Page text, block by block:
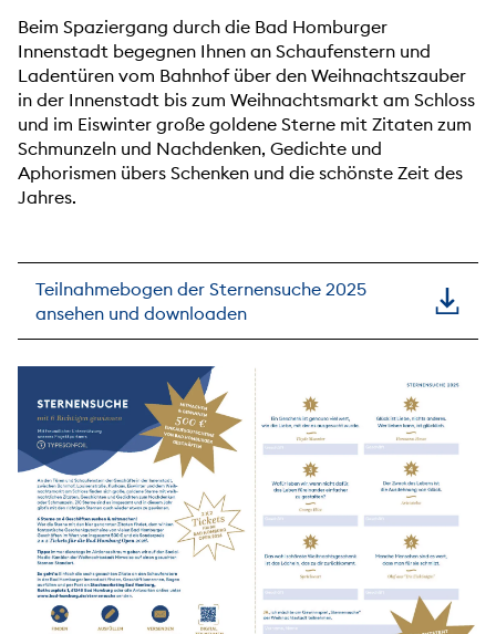
Beim Spaziergang durch die Bad Homburger
Innenstadt begegnen Ihnen an Schaufenstern und
Ladentüren vom Bahnhof über den Weihnachtszauber
in der Innenstadt bis zum Weihnachtsmarkt am Schloss
und im Eiswinter große goldene Sterne mit Zitaten zum
Schmunzeln und Nachdenken, Gedichte und
Aphorismen übers Schenken und die schönste Zeit des
Jahres.
Teilnahmebogen der Sternensuche 2025
ansehen und downloaden